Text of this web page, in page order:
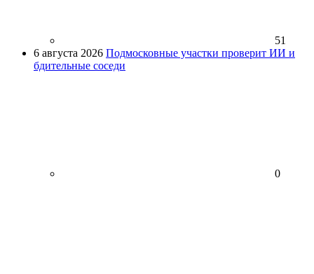
51
6 августа 2026 Подмосковные участки проверит ИИ и
бдительные соседи
0